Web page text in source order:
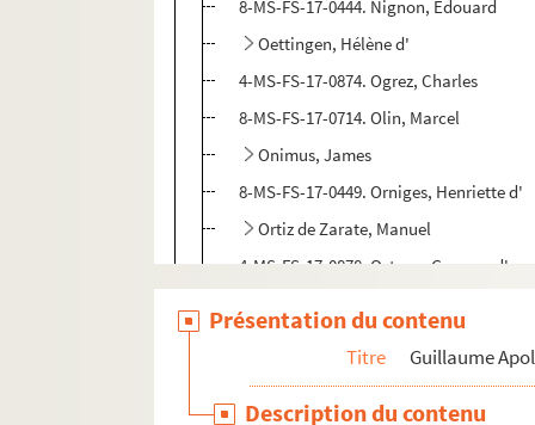
8-MS-FS-17-0444. Nignon, Edouard
Oettingen, Hélène d'
4-MS-FS-17-0874. Ogrez, Charles
8-MS-FS-17-0714. Olin, Marcel
Onimus, James
8-MS-FS-17-0449. Orniges, Henriette d'
Ortiz de Zarate, Manuel
4-MS-FS-17-0878. Ostoya, Georges d'
Pagès, Madeleine
Présentation du contenu
Titre Guillaume
Description du contenu